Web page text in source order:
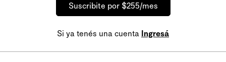
Suscribite por $255/mes
Si ya tenés una cuenta Ingresá